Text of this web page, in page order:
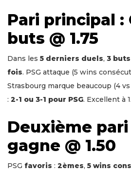
Pari principal :
buts @ 1.75
Dans les 5 derniers duels, 3
fois. PSG attaque (5 wins
Strasbourg marque beaucoup (4
: 2-1 ou 3-1 pour PSG. Excellent à
Deuxième pari
gagne @ 1.50
PSG favoris : 2èmes, 5 wins